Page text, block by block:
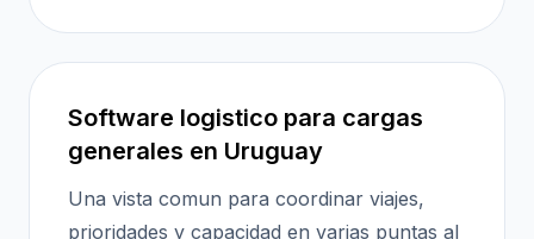
Software logistico para cargas
generales en Uruguay
Una vista comun para coordinar viajes,
prioridades y capacidad en varias puntas al